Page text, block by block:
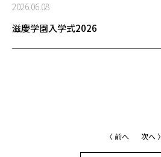
2026.06.08
滋慶学園入学式2026
〈 前へ 次へ 〉